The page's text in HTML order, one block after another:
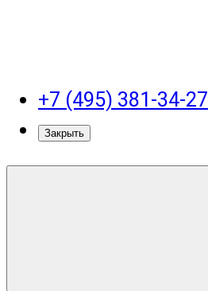
+7 (495) 381-34-27
Закрыть